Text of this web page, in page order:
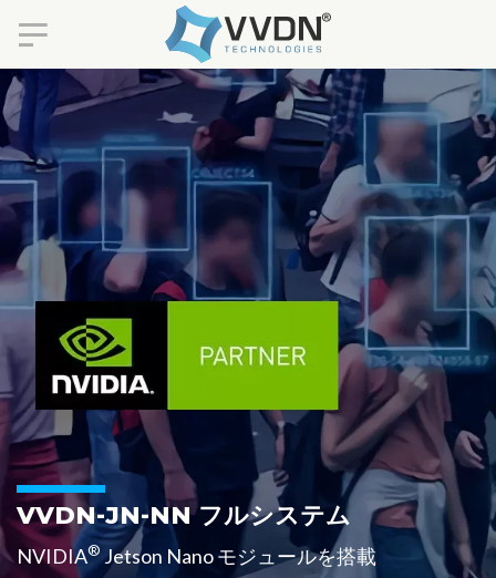
VVDN-JN-NN フルシステム
NVIDIA®Jetson Nano モジュールを搭載